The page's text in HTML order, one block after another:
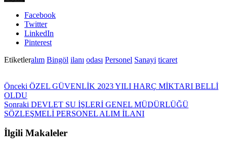
Facebook
Twitter
LinkedIn
Pinterest
Etiketleralım Bingöl ilanı odası Personel Sanayi ticaret
Önceki ÖZEL GÜVENLİK 2023 YILI HARÇ MİKTARI BELLİ
OLDU
Sonraki DEVLET SU İŞLERİ GENEL MÜDÜRLÜĞÜ
SÖZLEŞMELİ PERSONEL ALIM İLANI
İlgili Makaleler